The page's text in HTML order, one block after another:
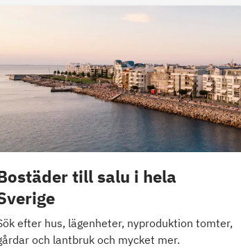
till salu i hela
efter hus, lägenheter, nyproduktion tomter,
och lantbruk och mycket mer.